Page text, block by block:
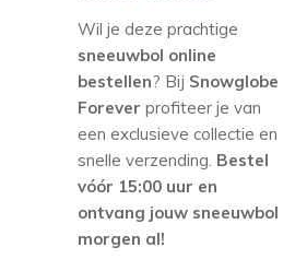
Wil je deze prachtige
sneeuwbol online
bestellen? Bij Snowglobe
Forever profiteer je van
een exclusieve collectie en
snelle verzending. Bestel
vóór 15:00 uur en
ontvang jouw sneeuwbol
morgen al!